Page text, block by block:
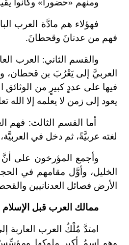
ومنهم «حضورا» وكانوا
فهؤلاء هم مادَّة العرب
فهم من عدنانَ وقحطانَ.
والقسم الثاني: العرب
العربيَّ إلى يَعْرُبَ بن قحطان،
فيها على عددٍ كبيرٍ من
يعود إلى زمن لا يعلمه إلا الله
أما القسم الثالث: فهم
لغته عربيَّةً، ثم دخل في
وأجمع المؤرخون على أنَّ
الخليل، وأوَّل مقامهم في
الأرض فصائل العدنانيين
ممالك العرب قبل الإسلام
امتدَّ مُلْكُ العرب
وهو اسمُ أكبر ملوكها